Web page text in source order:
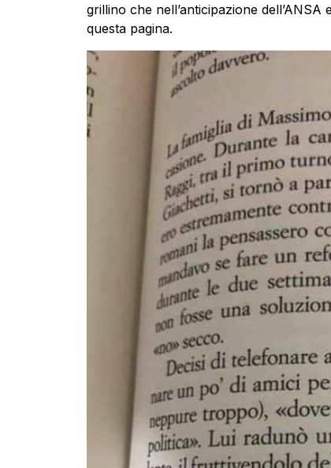
grillino che nell’anticipazione
questa pagina.